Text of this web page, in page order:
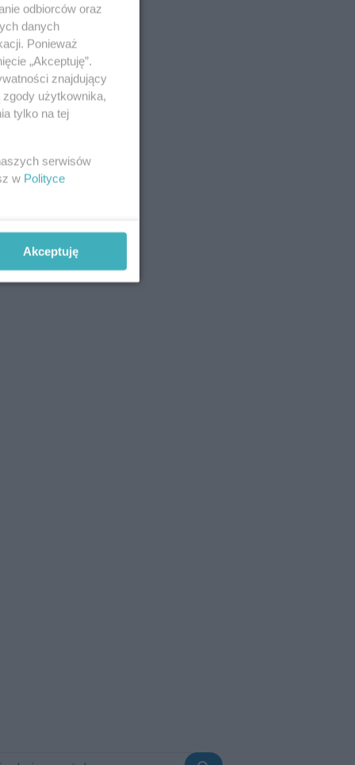
odbiorców oraz
danych
Ponieważ
„Akceptuję”.
znajdujący
użytkownika,
tylko na tej
serwisów
w Polityce
Akceptuję